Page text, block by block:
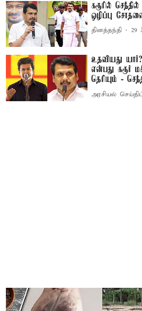
கரூரில்
ஒழிப்பு
தினத்தந்தி 29
உதவியது
என்பது கரூர்
தெரியும் -
அரசியல்